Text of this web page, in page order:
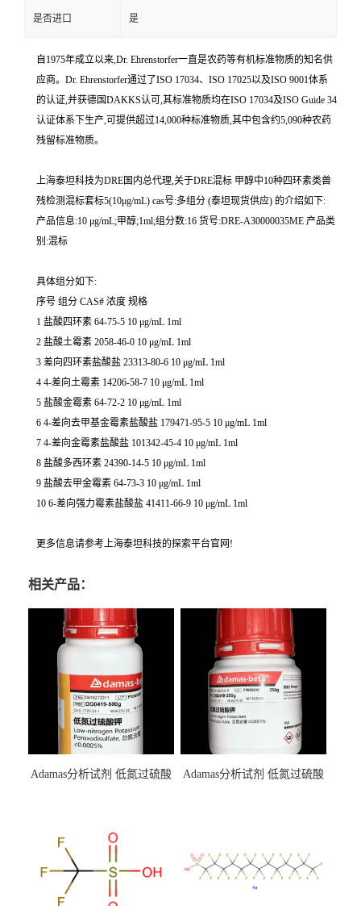
是否进口 是
自1975年成立以来,Dr. Ehrenstorfer一直是农药等有机标准物质的知名供
应商。Dr. Ehrenstorfer通过了ISO 17034、ISO 17025以及ISO 9001体系
的认证,并获德国DAKKS认可,其标准物质均在ISO 17034及ISO Guide 34
认证体系下生产,可提供超过14,000种标准物质,其中包含约5,090种农药
残留标准物质。
上海泰坦科技为DRE国内总代理,关于DRE混标 甲醇中10种四环素类兽
残检测混标套标5(10μg/mL) cas号:多组分 (泰坦现货供应) 的介绍如下:
产品信息:10 μg/mL;甲醇;1ml;组分数:16 货号:DRE-A30000035ME 产品类
别:混标
具体组分如下:
序号 组分 CAS# 浓度 规格
1 盐酸四环素 64-75-5 10 μg/mL 1ml
2 盐酸土霉素 2058-46-0 10 μg/mL 1ml
3 差向四环素盐酸盐 23313-80-6 10 μg/mL 1ml
4 4-差向土霉素 14206-58-7 10 μg/mL 1ml
5 盐酸金霉素 64-72-2 10 μg/mL 1ml
6 4-差向去甲基金霉素盐酸盐 179471-95-5 10 μg/mL 1ml
7 4-差向金霉素盐酸盐 101342-45-4 10 μg/mL 1ml
8 盐酸多西环素 24390-14-5 10 μg/mL 1ml
9 盐酸去甲金霉素 64-73-3 10 μg/mL 1ml
10 6-差向强力霉素盐酸盐 41411-66-9 10 μg/mL 1ml
更多信息请参考上海泰坦科技的探索平台官网!
相关产品：
Adamas分析试剂 低氮过硫酸
（泰坦现货供应）
Adamas分析试剂 低氮过硫酸